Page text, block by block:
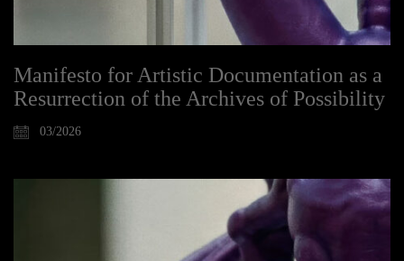
Manifesto for Artistic Documentation as a
Resurrection of the Archives of Possibility
03/2026